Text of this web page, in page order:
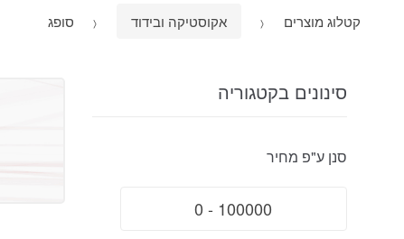
קטלוג מוצרים אקוסטיקה ובידוד סופג
סינונים בקטגוריה
סנן ע"פ מחיר